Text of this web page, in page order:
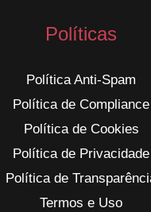
Políticas
Política Anti-Spam
Política de Compliance
Política de Cookies
Política de Privacidade
Política de
Termos e Uso